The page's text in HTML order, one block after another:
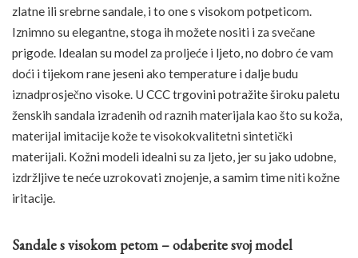
zlatne ili srebrne sandale, i to one s visokom potpeticom.
Iznimno su elegantne, stoga ih možete nositi i za svečane
prigode. Idealan su model za proljeće i ljeto, no dobro će vam
doći i tijekom rane jeseni ako temperature i dalje budu
iznadprosječno visoke. U CCC trgovini potražite široku paletu
ženskih sandala izrađenih od raznih materijala kao što su koža,
materijal imitacije kože te visokokvalitetni sintetički
materijali. Kožni modeli idealni su za ljeto, jer su jako udobne,
izdržljive te neće uzrokovati znojenje, a samim time niti kožne
iritacije.
Sandale s visokom petom – odaberite svoj model